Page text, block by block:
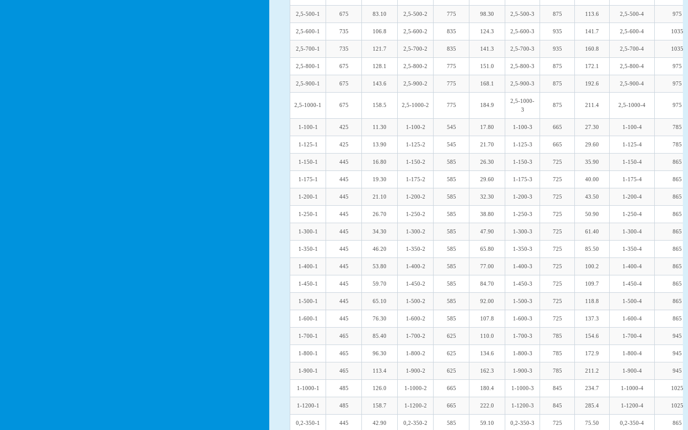
2,5-500-1 675 83.10 2,5-500-2 775 98.30 2,5-500-3 875 113.6 2,5-500-4 975
2,5-600-1 735 106.8 2,5-600-2 835 124.3 2,5-600-3 935 141.7 2,5-600-4 1035
2,5-700-1 735 121.7 2,5-700-2 835 141.3 2,5-700-3 935 160.8 2,5-700-4 1035
2,5-800-1 675 128.1 2,5-800-2 775 151.0 2,5-800-3 875 172.1 2,5-800-4 975
2,5-900-1 675 143.6 2,5-900-2 775 168.1 2,5-900-3 875 192.6 2,5-900-4 975
2,5-1000-1 675 158.5 2,5-1000-2 775 184.9
2,5-1000-
3
875 211.4 2,5-1000-4 975
1-100-1 425 11.30 1-100-2 545 17.80 1-100-3 665 27.30 1-100-4 785
1-125-1 425 13.90 1-125-2 545 21.70 1-125-3 665 29.60 1-125-4 785
1-150-1 445 16.80 1-150-2 585 26.30 1-150-3 725 35.90 1-150-4 865
1-175-1 445 19.30 1-175-2 585 29.60 1-175-3 725 40.00 1-175-4 865
1-200-1 445 21.10 1-200-2 585 32.30 1-200-3 725 43.50 1-200-4 865
1-250-1 445 26.70 1-250-2 585 38.80 1-250-3 725 50.90 1-250-4 865
1-300-1 445 34.30 1-300-2 585 47.90 1-300-3 725 61.40 1-300-4 865
1-350-1 445 46.20 1-350-2 585 65.80 1-350-3 725 85.50 1-350-4 865
1-400-1 445 53.80 1-400-2 585 77.00 1-400-3 725 100.2 1-400-4 865
1-450-1 445 59.70 1-450-2 585 84.70 1-450-3 725 109.7 1-450-4 865
1-500-1 445 65.10 1-500-2 585 92.00 1-500-3 725 118.8 1-500-4 865
1-600-1 445 76.30 1-600-2 585 107.8 1-600-3 725 137.3 1-600-4 865
1-700-1 465 85.40 1-700-2 625 110.0 1-700-3 785 154.6 1-700-4 945
1-800-1 465 96.30 1-800-2 625 134.6 1-800-3 785 172.9 1-800-4 945
1-900-1 465 113.4 1-900-2 625 162.3 1-900-3 785 211.2 1-900-4 945
1-1000-1 485 126.0 1-1000-2 665 180.4 1-1000-3 845 234.7 1-1000-4 1025
1-1200-1 485 158.7 1-1200-2 665 222.0 1-1200-3 845 285.4 1-1200-4 1025
0,2-350-1 445 42.90 0,2-350-2 585 59.10 0,2-350-3 725 75.50 0,2-350-4 865